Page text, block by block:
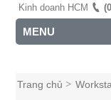
Kinh doanh HCM
MENU
Trang chủ >